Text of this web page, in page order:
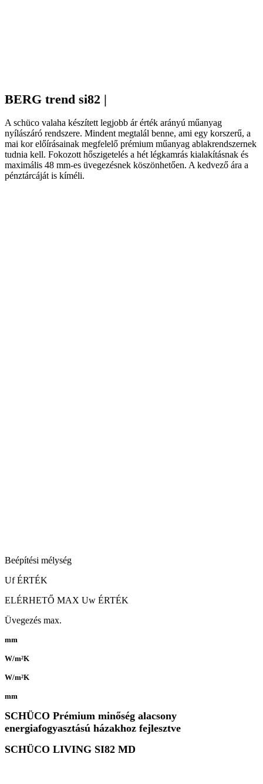
BERG trend si82 |
A schüco valaha készített legjobb ár érték arányú műanyag
nyílászáró rendszere. Mindent megtalál benne, ami egy korszerű, a
mai kor előírásainak megfelelő prémium műanyag ablakrendszernek
tudnia kell. Fokozott hőszigetelés a hét légkamrás kialakításnak és
maximális 48 mm-es üvegezésnek köszönhetően. A kedvező ára a
pénztárcáját is kíméli.
Beépítési mélység
Uf ÉRTÉK
ELÉRHETŐ MAX Uw ÉRTÉK
Üvegezés max.
mm
W/m²K
W/m²K
mm
SCHÜCO Prémium minőség alacsony
energiafogyasztású házakhoz fejlesztve
SCHÜCO LIVING SI82 MD